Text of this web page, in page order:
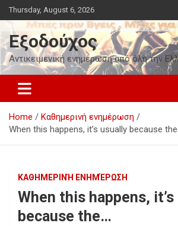
Skip
to
content
Thursday, August 6, 2026
Εξοδούχος
Αντικειμενική ενημέρωση από όλη την
Home
Καθημερινή ενημέρωση
When this happens, it’s usually because
ΚΑΘΗΜΕΡΙΝΉ ΕΝΗΜΈΡΩΣΗ
When this happens,
because the…